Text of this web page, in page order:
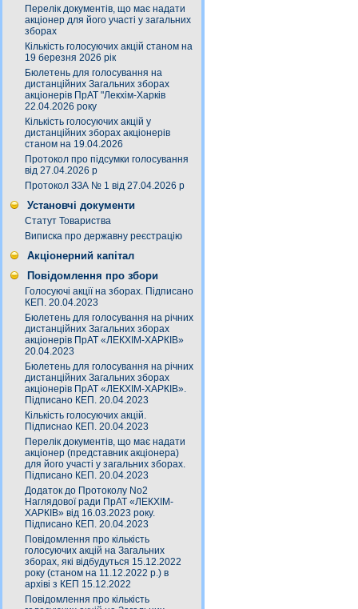
Перелік документів, що має надати
акціонер для його участі у загальних
зборах
Кількість голосуючих акцій станом на
19 березня 2026 рік
Бюлетень для голосування на
дистанційних Загальних зборах
акціонерів ПрАТ "Лекхім-Харків
22.04.2026 року
Кількість голосуючих акцій у
дистанційних зборах акціонерів
станом на 19.04.2026
Протокол про підсумки голосування
від 27.04.2026 р
Протокол ЗЗА № 1 від 27.04.2026 р
Установчі документи
Статут Товариства
Виписка про державну реєстрацію
Акціонерний капітал
Повідомлення про збори
Голосуючі акції на зборах. Підписано
КЕП. 20.04.2023
Бюлетень для голосування на річних
дистанційних Загальних зборах
акціонерів ПрАТ «ЛЕКХІМ-ХАРКІВ»
20.04.2023
Бюлетень для голосування на річних
дистанційних Загальних зборах
акціонерів ПрАТ «ЛЕКХІМ-ХАРКІВ».
Підписано КЕП. 20.04.2023
Кількість голосуючих акцій.
Підписнао КЕП. 20.04.2023
Перелік документів, що має надати
акціонер (представник акціонера)
для його участі у загальних зборах.
Підписано КЕП. 20.04.2023
Додаток до Протоколу No2
Наглядової ради ПрАТ «ЛЕКХІМ-
ХАРКІВ» від 16.03.2023 року.
Підписано КЕП. 20.04.2023
Повідомлення про кількість
голосуючих акцій на Загальних
зборах, які відбудуться 15.12.2022
року (станом на 11.12.2022 р.) в
архіві з КЕП 15.12.2022
Повідомлення про кількість